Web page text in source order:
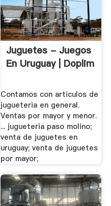
Juguetes - Juegos
En Uruguay | Doplim
Contamos con articulos de
jugueteria en general.
Ventas por mayor y menor.
... jugueteria paso molino;
venta de juguetes en
uruguay; venta de juguetes
por mayor;